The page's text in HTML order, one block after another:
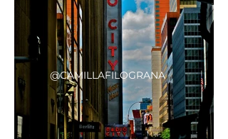
@CAMILLAFILOGRANA